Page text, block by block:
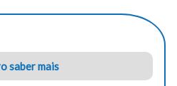
saber mais